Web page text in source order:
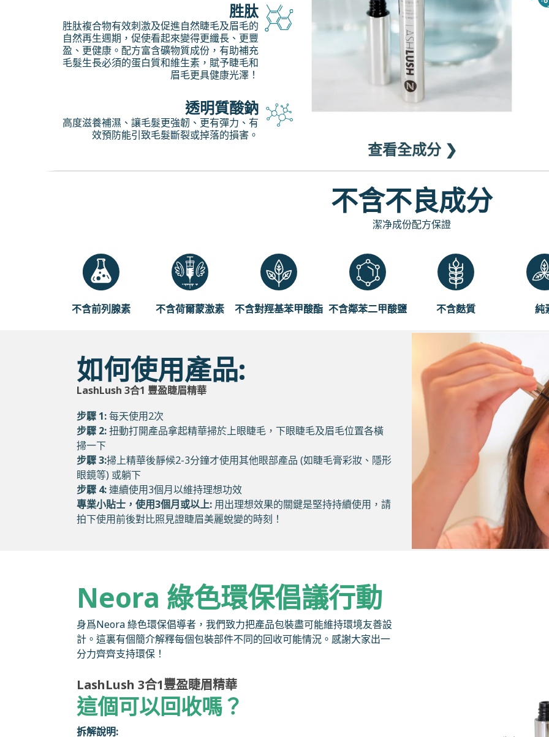
胜肽
胜肽複合物有效刺激及促進自然睫毛及眉毛的
自然再生週期，促使看起來變得更纖長、更豐
盈、更健康。配方富含礦物質成份，有助補充
毛髮生長必須的蛋白質和維生素，賦予睫毛和
眉毛更具健康光澤！
透明質酸鈉
高度滋養補濕、讓毛髮更強韌、更有彈力、有
效預防能引致毛髮斷裂或掉落的損害。
查看全成分 ❯
不含不良成分
潔净成份配方保證
不含前列腺素 不含荷爾蒙激素 不含對羥基苯甲酸酯 不含鄰苯二甲酸鹽 不含麩質 純
如何使用產品:
LashLush 3合1 豐盈睫眉精華
步驟 1:每天使用2次
步驟 2:扭動打開產品拿起精華掃於上眼睫毛，下眼睫毛及眉毛位置各橫
掃一下
步驟 3:掃上精華後靜候2-3分鐘才使用其他眼部產品 (如睫毛膏彩妝、隱形
眼鏡等) 或躺下
步驟 4:連續使用3個月以維持理想功效
專業小貼士，使用3個月或以上: 用出理想效果的關鍵是堅持持續使用，請
拍下使用前後對比照見證睫眉美麗蛻變的時刻！
Neora 綠色環保倡議行動
身爲Neora 綠色環保倡導者，我們致力把產品包裝盡可能維持環境友善設
計。這裏有個簡介解釋每個包裝部件不同的回收可能情況。感謝大家出一
分力齊齊支持環保！
LashLush 3合1豐盈睫眉精華
這個可以回收嗎？
拆解說明: